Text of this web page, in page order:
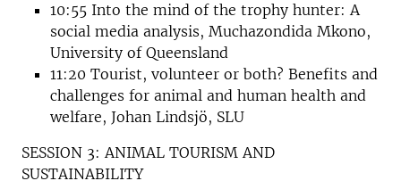
10:55 Into the mind of the trophy hunter: A
social media analysis, Muchazondida Mkono,
University of Queensland
11:20 Tourist, volunteer or both? Benefits and
challenges for animal and human health and
welfare, Johan Lindsjö, SLU
SESSION 3: ANIMAL TOURISM AND
SUSTAINABILITY